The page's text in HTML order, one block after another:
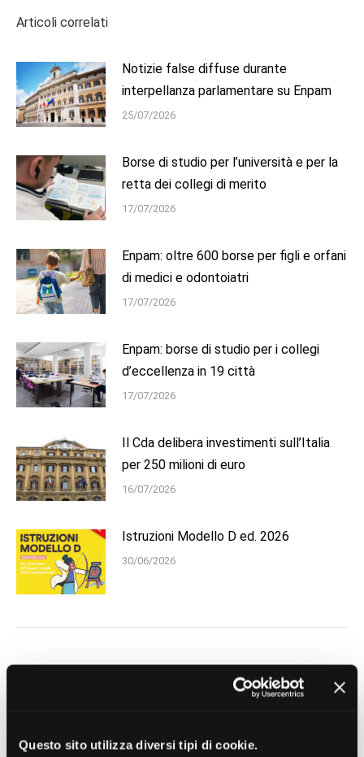
Questo sito utilizza diversi tipi di cookie.
Articoli correlati
Notizie false diffuse durante
interpellanza parlamentare su Enpam
25/07/2026
Borse di studio per l’università e per la
retta dei collegi di merito
17/07/2026
Enpam: oltre 600 borse per figli e orfani
di medici e odontoiatri
17/07/2026
Enpam: borse di studio per i collegi
d’eccellenza in 19 città
17/07/2026
Il Cda delibera investimenti sull’Italia
per 250 milioni di euro
16/07/2026
Istruzioni Modello D ed. 2026
30/06/2026